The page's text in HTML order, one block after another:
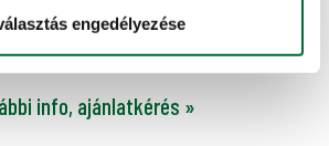
engedélyezése
kiváló minőségű eredeti és alternatív
és gyors kiszolgálással állunk
a telj...
info, ajánlatkérés »